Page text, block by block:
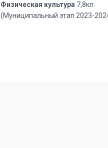
Физическая культура 7,8кл.
(Муниципальный этап 2023-